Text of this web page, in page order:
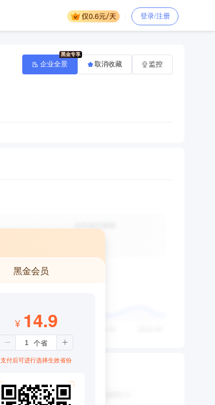
登录/注册
企业全景 取消收藏 监控
黑金会员
¥ 14.9
支付后可进行选择生效省份